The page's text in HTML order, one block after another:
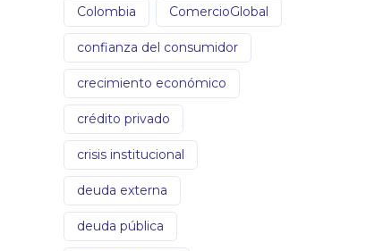
Colombia ComercioGlobal
confianza del consumidor
crecimiento económico
crédito privado
crisis institucional
deuda externa
deuda pública